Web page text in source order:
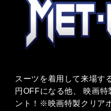
スーツを着用して来場す
円 OFFになる他、
映画特
ント！※映画特製クリア